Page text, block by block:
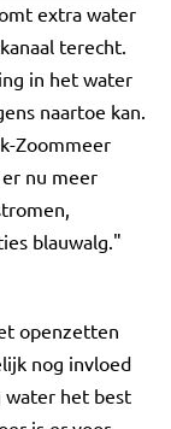
extra water
terecht.
in het water
naartoe kan.
Zoommeer
nu meer
blauwalg."
openzetten
nog invloed
water het best